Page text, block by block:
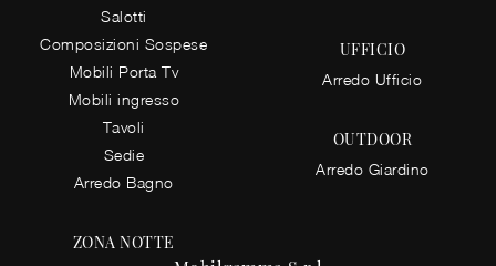
Salotti
Composizioni Sospese
Mobili Porta Tv
Mobili ingresso
Tavoli
Sedie
Arredo Bagno
ZONA NOTTE
UFFICIO
Arredo Ufficio
OUTDOOR
Arredo Giardino